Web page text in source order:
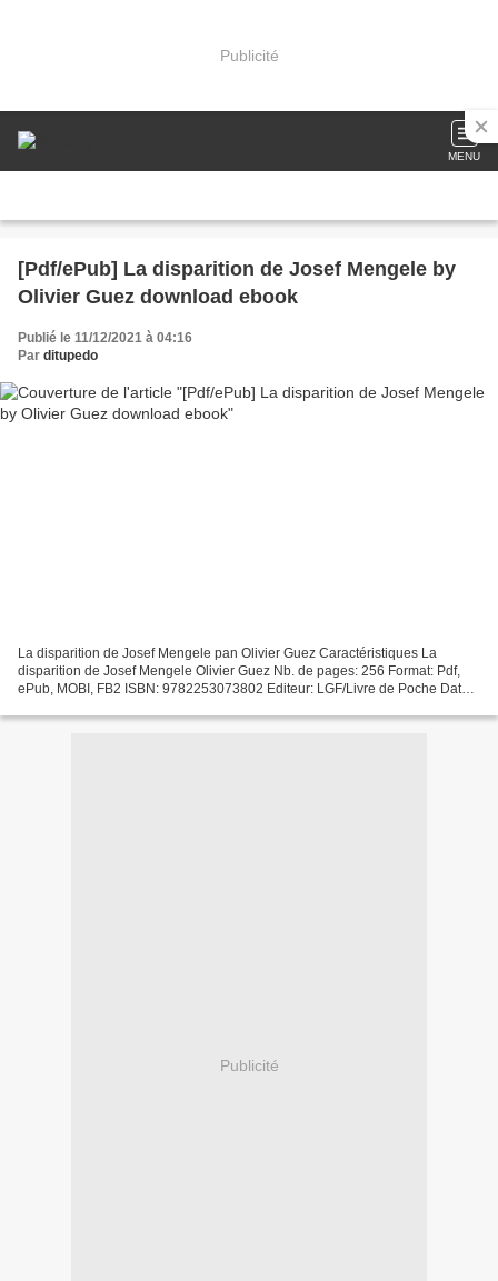
Publicité
MENU
[Pdf/ePub] La disparition de Josef Mengele by
Olivier Guez download ebook
Publié le 11/12/2021 à 04:16
Par ditupedo
La disparition de Josef Mengele pan Olivier Guez Caractéristiques La
disparition de Josef Mengele Olivier Guez Nb. de pages: 256 Format: Pdf,
ePub, MOBI, FB2 ISBN: 9782253073802 Editeur: LGF/Livre de Poche Date
Publicité